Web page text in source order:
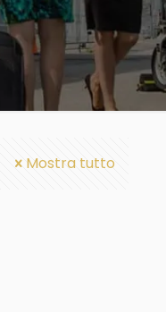
Mostra tutto